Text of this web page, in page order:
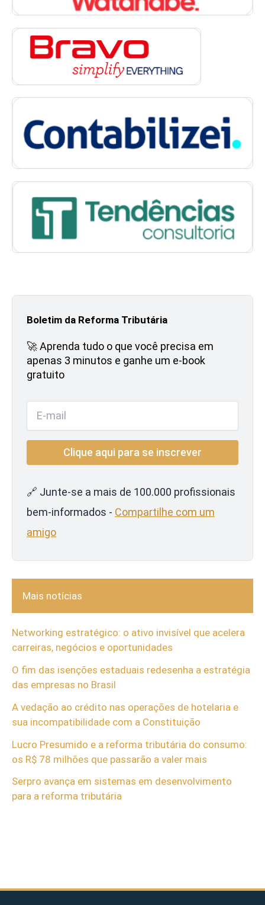
Boletim da Reforma Tributária
🚀 Aprenda tudo o que você precisa em
apenas 3 minutos e ganhe um e-book
gratuito
🔗 Junte-se a mais de 100.000 profissionais
bem-informados - Compartilhe com um
amigo
Mais notícias
Networking estratégico: o ativo invisível que acelera
carreiras, negócios e oportunidades
O fim das isenções estaduais redesenha a estratégia
das empresas no Brasil
A vedação ao crédito nas operações de hotelaria e
sua incompatibilidade com a Constituição
Lucro Presumido e a reforma tributária do consumo:
os R$ 78 milhões que passarão a valer mais
Serpro avança em sistemas em desenvolvimento
para a reforma tributária